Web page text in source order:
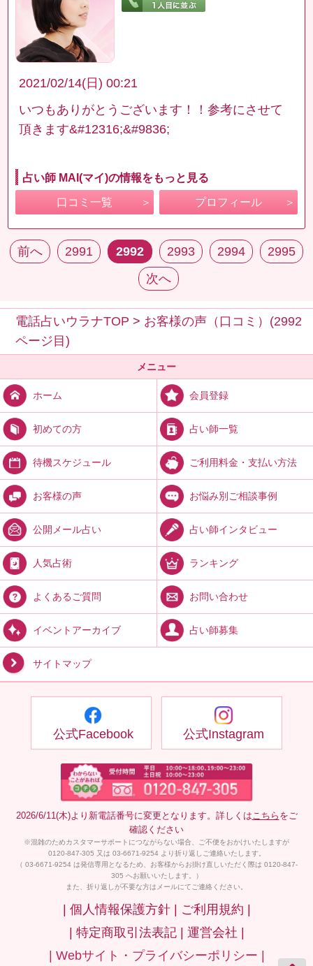
2021/02/14(日) 00:21
いつもありがとうございます！！参考にさせて
頂きます&#12316;&#9836;
占い師 MAI(マイ)の情報をもっと見る
口コミ一覧 プロフィール
前へ 2991 2992 2993 2994
2995
次へ
電話占いウラナTOP > お客様の声（口コミ）(2992
ページ目)
メニュー
ホーム 会員登録
初めての方 占い師一覧
待機スケジュール ご利用料金・支払い方法
お客様の声 お悩み別ご相談事例
公開メール占い 占い師インタビュー
人気占術 ランキング
よくあるご質問 お問い合わせ
イベントアーカイブ 占い師募集
サイトマップ
公式Facebook 公式Instagram
2026/6/11(木)より新電話番号に変更となります。詳しくは こちら をご
確認ください
※混雑のためカスタマーサポートにつながらない場合、ご不便をおかけいたしますが
0120-847-305 又は 03-6671-9254 より折り返しご連絡いたします。
（ 03-6671-9254 は発信専用となるため、お客様からお掛け直しいただく際は 0120-847-
305 へお願いいたします。）
また、折り返しが不要な方はメールにてご連絡ください。
| 個人情報保護方針 | ご利用規約 |
| 特定商取引法表記 | 運営会社 |
| Webサイト・プライバシーポリシー |